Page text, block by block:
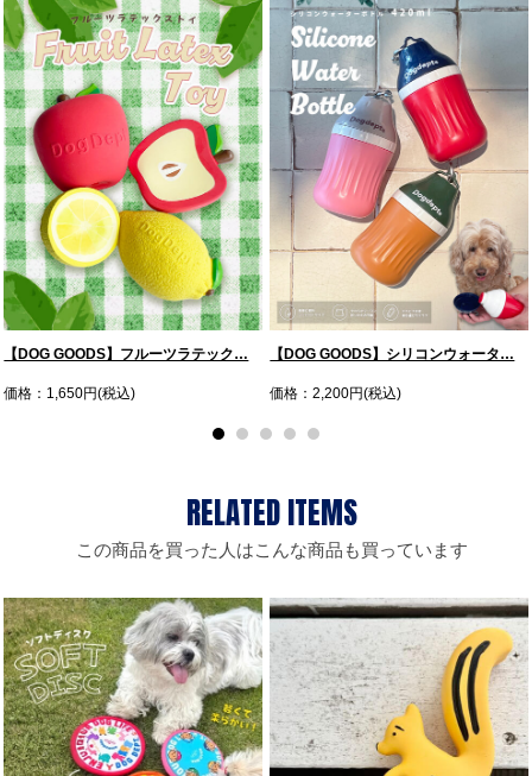
【DOG GOODS】フルーツラテック…
価格：1,650円(税込)
【DOG GOODS】シリコンウォータ…
価格：2,200円(税込)
この商品を買った人はこんな商品も買っています